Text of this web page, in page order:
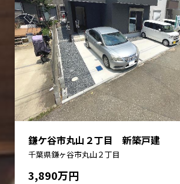
鎌ケ谷市丸山２丁目 新築戸建
千葉県鎌ヶ谷市丸山２丁目
3,890万円